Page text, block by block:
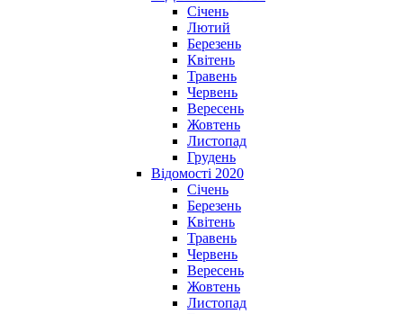
Січень
Лютий
Березень
Квітень
Травень
Червень
Вересень
Жовтень
Листопад
Грудень
Відомості 2020
Січень
Березень
Квітень
Травень
Червень
Вересень
Жовтень
Листопад